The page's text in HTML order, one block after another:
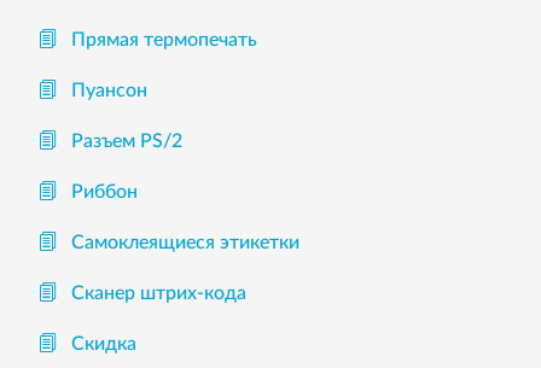
Прямая термопечать
Пуансон
Разъем PS/2
Риббон
Самоклеящиеся этикетки
Сканер штрих-кода
Скидка